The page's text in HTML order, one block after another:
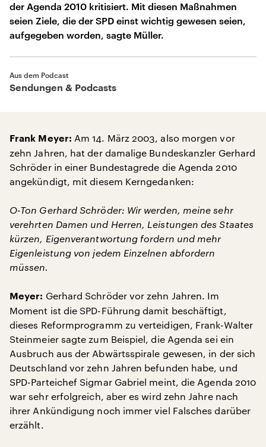
der Agenda 2010 kritisiert. Mit diesen Maßnahmen
seien Ziele, die der SPD einst wichtig gewesen seien,
aufgegeben worden, sagte Müller.
Aus dem Podcast
Sendungen & Podcasts
Frank Meyer: Am 14. März 2003, also morgen vor
zehn Jahren, hat der damalige Bundeskanzler Gerhard
Schröder in einer Bundestagrede die Agenda 2010
angekündigt, mit diesem Kerngedanken:
O-Ton Gerhard Schröder: Wir werden, meine sehr
verehrten Damen und Herren, Leistungen des Staates
kürzen, Eigenverantwortung fordern und mehr
Eigenleistung von jedem Einzelnen abfordern
müssen.
Meyer: Gerhard Schröder vor zehn Jahren. Im
Moment ist die SPD-Führung damit beschäftigt,
dieses Reformprogramm zu verteidigen, Frank-Walter
Steinmeier sagte zum Beispiel, die Agenda sei ein
Ausbruch aus der Abwärtsspirale gewesen, in der sich
Deutschland vor zehn Jahren befunden habe, und
SPD-Parteichef Sigmar Gabriel meint, die Agenda 2010
war sehr erfolgreich, aber es wird zehn Jahre nach
ihrer Ankündigung noch immer viel Falsches darüber
erzählt.